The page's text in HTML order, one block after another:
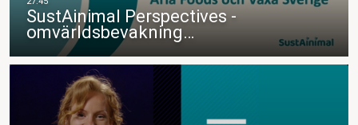
SustAinimal Perspectives -
omvärldsbevakning…